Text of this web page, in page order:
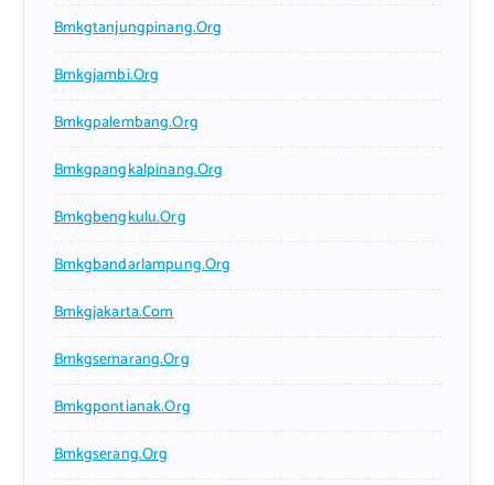
Bmkgtanjungpinang.org
Bmkgjambi.org
Bmkgpalembang.org
Bmkgpangkalpinang.org
Bmkgbengkulu.org
Bmkgbandarlampung.org
Bmkgjakarta.com
Bmkgsemarang.org
Bmkgpontianak.org
Bmkgserang.org